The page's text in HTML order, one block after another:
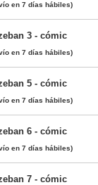
en 7 días hábiles)
3 - cómic
en 7 días hábiles)
5 - cómic
en 7 días hábiles)
6 - cómic
en 7 días hábiles)
7 - cómic